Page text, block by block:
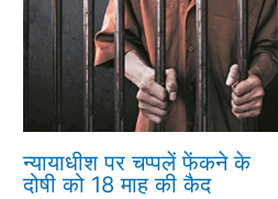
न्यायाधीश पर चप्पलें फेंकने के
दोषी को 18 माह की कैद